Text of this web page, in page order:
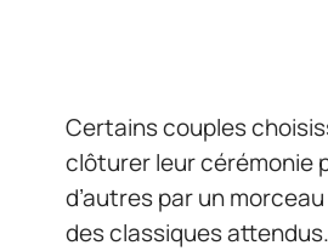
Certains couples
clôturer leur cérémonie
d’autres par un
des classiques